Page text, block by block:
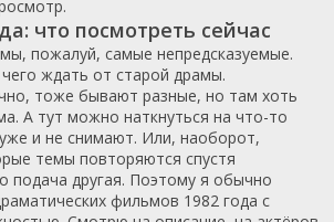
что посмотреть сейчас
пожалуй, самые непредсказуемые.
ждать от старой драмы.
тоже бывают разные, но там хоть
А тут можно наткнуться на что-то
и не снимают. Или, наоборот,
темы повторяются спустя
подача другая. Поэтому я обычно
фильмов 1982 года с